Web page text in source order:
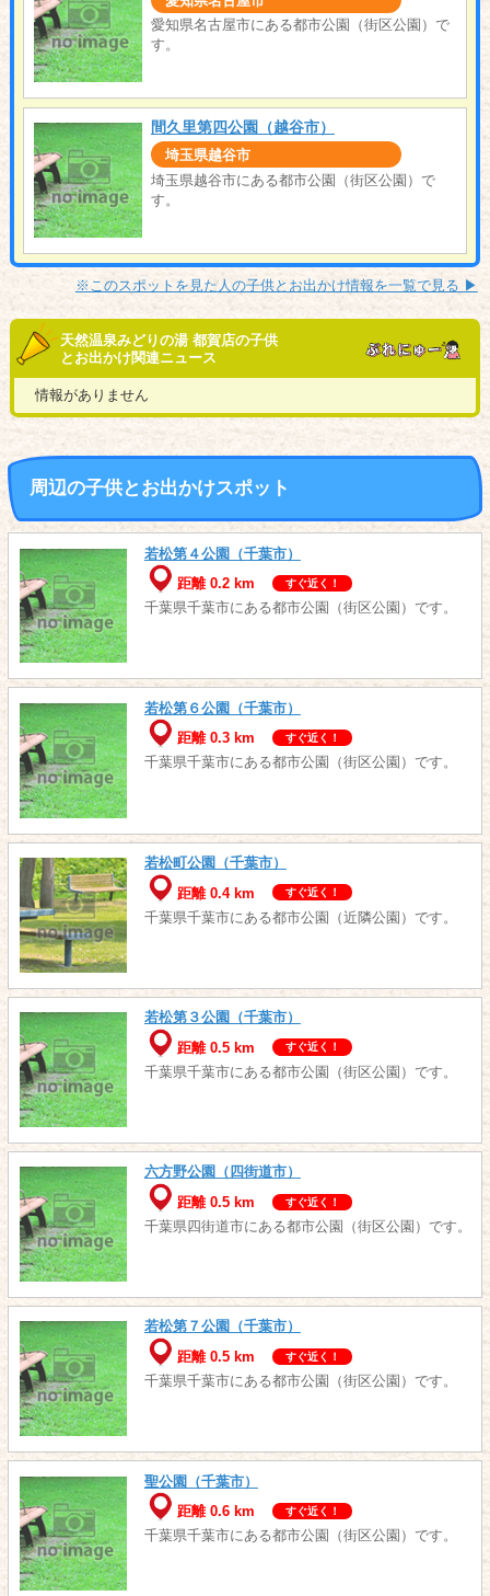
愛知県名古屋市にある都市公園（街区公園）で
す。
間久里第四公園（越谷市）
埼玉県越谷市
埼玉県越谷市にある都市公園（街区公園）で
す。
※このスポットを見た人の子供とお出かけ情報を一覧で見る ▶︎
天然温泉みどりの湯 都賀店の子供
とお出かけ関連ニュース
情報がありません
周辺の子供とお出かけスポット
若松第４公園（千葉市）
距離 0.2 km
すぐ近く！
千葉県千葉市にある都市公園（街区公園）です。
若松第６公園（千葉市）
距離 0.3 km
すぐ近く！
千葉県千葉市にある都市公園（街区公園）です。
若松町公園（千葉市）
距離 0.4 km
すぐ近く！
千葉県千葉市にある都市公園（近隣公園）です。
若松第３公園（千葉市）
距離 0.5 km
すぐ近く！
千葉県千葉市にある都市公園（街区公園）です。
六方野公園（四街道市）
距離 0.5 km
すぐ近く！
千葉県四街道市にある都市公園（街区公園）です。
若松第７公園（千葉市）
距離 0.5 km
すぐ近く！
千葉県千葉市にある都市公園（街区公園）です。
聖公園（千葉市）
距離 0.6 km
すぐ近く！
千葉県千葉市にある都市公園（街区公園）です。